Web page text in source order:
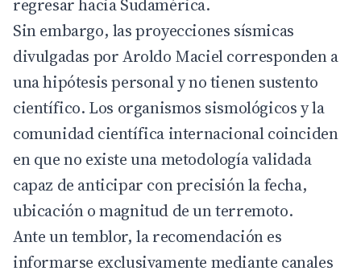
regresar hacia Sudamérica.
Sin embargo, las proyecciones sísmicas
divulgadas por Aroldo Maciel corresponden a
una hipótesis personal y no tienen sustento
científico. Los organismos sismológicos y la
comunidad científica internacional coinciden
en que no existe una metodología validada
capaz de anticipar con precisión la fecha,
ubicación o magnitud de un terremoto.
Ante un temblor, la recomendación es
informarse exclusivamente mediante canales